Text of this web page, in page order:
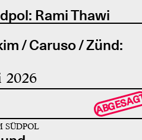
Rami Thawi
/ Caruso / Zünd:
2026
SÜDPOL